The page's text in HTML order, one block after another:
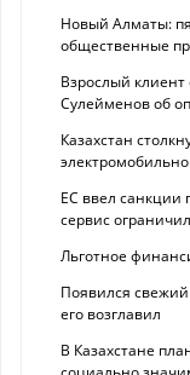
Новый Алматы:
общественные
Взрослый
Сулейменов об
Казахстан
ЕС ввел санкции
сервис
Льготное
Появился
его возглавил
В Казахстане